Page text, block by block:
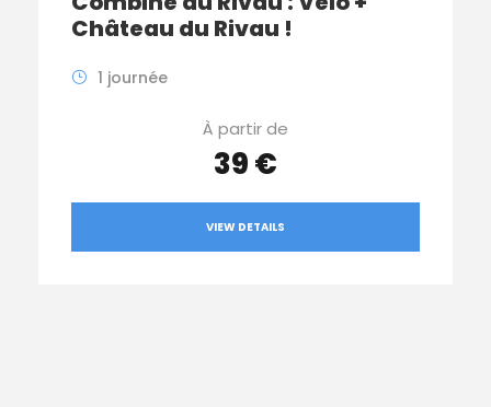
Château du Rivau !
1 journée
À partir de
39 €
VIEW DETAILS